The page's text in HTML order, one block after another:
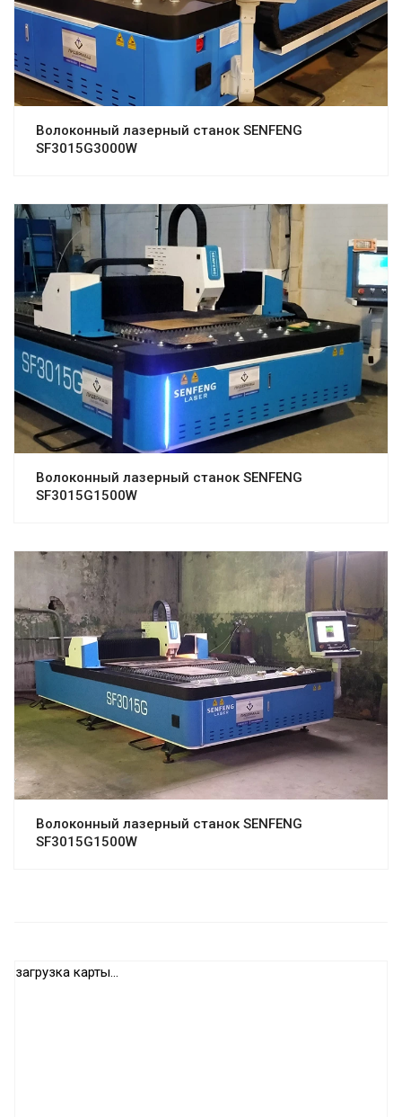
Волоконный лазерный станок SENFENG
SF3015G3000W
Волоконный лазерный станок SENFENG
SF3015G1500W
Волоконный лазерный станок SENFENG
SF3015G1500W
загрузка карты...